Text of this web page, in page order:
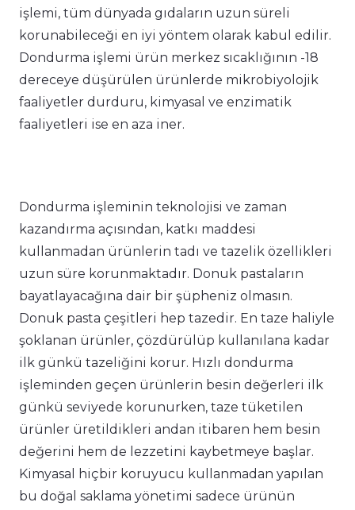
işlemi, tüm dünyada gıdaların uzun süreli
korunabileceği en iyi yöntem olarak kabul edilir.
Dondurma işlemi ürün merkez sıcaklığının -18
dereceye düşürülen ürünlerde mikrobiyolojik
faaliyetler durduru, kimyasal ve enzimatik
faaliyetleri ise en aza iner.
Dondurma işleminin teknolojisi ve zaman
kazandırma açısından, katkı maddesi
kullanmadan ürünlerin tadı ve tazelik özellikleri
uzun süre korunmaktadır. Donuk pastaların
bayatlayacağına dair bir şüpheniz olmasın.
Donuk pasta çeşitleri hep tazedir. En taze haliyle
şoklanan ürünler, çözdürülüp kullanılana kadar
ilk günkü tazeliğini korur. Hızlı dondurma
işleminden geçen ürünlerin besin değerleri ilk
günkü seviyede korunurken, taze tüketilen
ürünler üretildikleri andan itibaren hem besin
değerini hem de lezzetini kaybetmeye başlar.
Kimyasal hiçbir koruyucu kullanmadan yapılan
bu doğal saklama yönetimi sadece ürünün